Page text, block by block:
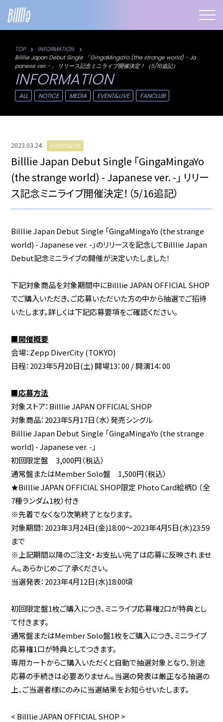
TOP
INFORMATION
Billlie Japan Debut Single 「GingaMingaYo (the strange world) - Ja
panese ver. -」 リリース記念ミニライブ開催決定！（5/16追記）
INFORMATION
ALL NOTICE MEDIA EVENT&LIVE FANCLUB
2023.03.24 EVENT&LIVE
Billlie Japan Debut Single 「GingaMingaYo
(the strange world) - Japanese ver. -」 リリー
ス記念ミニライブ開催決定！（5/16追記）
Billlie Japan Debut Single 「GingaMingaYo (the strange
world) - Japanese ver. -」のリリースを記念してBilllie Japan
Debut記念ミニライブの開催が決定いたしました！
下記対象商品を対象期間中にBilllie JAPAN OFFICIAL SHOP
でご購入いただき、ご応募いただいた方の中から抽選でご招待
いたします。詳しくは下記応募要項をご確認ください。
■開催概要
会場：Zepp DiverCity (TOKYO)
日程：2023年5月20日(土) 開場13：00 / 開演14：00
■応募方法
対象ストア：Billlie JAPAN OFFICIAL SHOP
対象商品：2023年5月17日（水）発売シングル
Billlie Japan Debut Single 「GingaMingaYo (the strange
world) - Japanese ver. -」
初回限定盤 3,000円（税込）
通常盤またはMember Solo盤 1,500円（税込）
★Billlie JAPAN OFFICIAL SHOP限定 Photo Card絵柄D （全
7種ランダム1枚）付き
※先着でなくなり次第終了となります。
対象期間：2023年3月24日(金)18:00～2023年4月5日(水)23:59
まで
※上記期間以降のご注文・お支払い完了は応募に反映されませ
ん。あらかじめご了承ください。
当選発表：2023年4月12日(水)18:00頃
初回限定盤1枚ご購入につき、ミニライブ応募権2口が特典とし
て付きます。
通常盤またはMember Solo盤1枚をご購入につき、ミニライブ
応募権1口が特典としてつきます。
専用カートからご購入いただくと自動で抽選対象となり、別途
応募の手続きは必要ありません。当選の発表は厳正なる抽選の
上、ご当選者様にのみに当選結果をお知らせいたします。
< Billlie JAPAN OFFICIAL SHOP >